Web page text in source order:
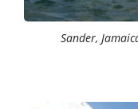
Sander,